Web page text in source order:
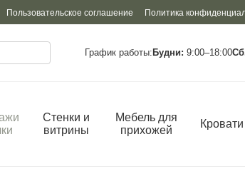
Пользовательское соглашение
Политика
График работы: Будни: 9:00–18:00
Стенки и
витрины
Мебель для
прихожей
Кровати